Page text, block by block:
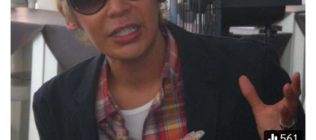
การสูญเสียครั้งยิ่งใหญ่ของเขา ที่เขาพยายามจะเอาไปเกี่ยวโยง
กับกลุ่มบางกลุ่ม ที่เขาคิดว่าเขาสูญเสียผลประโยชน์ เขาถึงทำ
อย่างนั้น”
“คือมันเกิดเป็นความต่อเนื่องกัน มันเป็นการใส่ไฟพูดว่าร้าย เอา
เป็นว่าตอนนี้ธานมั่นใจว่ามีกลุ่มขบวนการกลุ่มนึงที่เขาพยายาม